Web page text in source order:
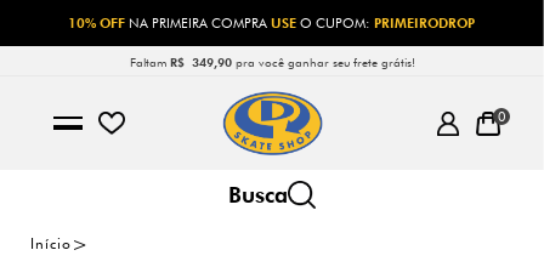
10% OFF NA PRIMEIRA COMPRAUSEO CUPOM:PRIMEIRODROP
Faltam R$ 349,90pra você ganhar seu frete grátis!
0
Início